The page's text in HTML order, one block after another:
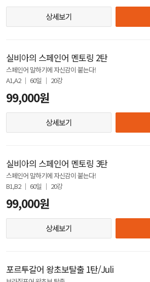
상세보기
실비아의 스페인어 멘토링 2탄
스페인어 말하기에 자신감이 붙는다!
A1,A2 │ 60일 │ 20강
99,000원
상세보기
실비아의 스페인어 멘토링 3탄
스페인어 말하기에 자신감이 붙는다!
B1,B2 │ 60일 │ 20강
99,000원
상세보기
포르투갈어 왕초보탈출 1탄/Juli